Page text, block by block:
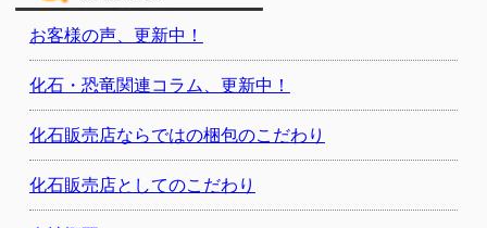
お客様の声、更新中！
化石・恐竜関連コラム、更新中！
化石販売店ならではの梱包のこだわり
化石販売店としてのこだわり